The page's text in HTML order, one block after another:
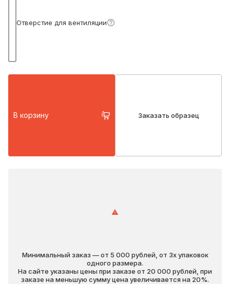
Отверстие для вентиляции
В корзину Заказать образец
Минимальный заказ — от 5 000 рублей, от 3х упаковок
одного размера.
На сайте указаны цены при заказе от 20 000 рублей, при
заказе на меньшую сумму цена увеличивается на 20%.